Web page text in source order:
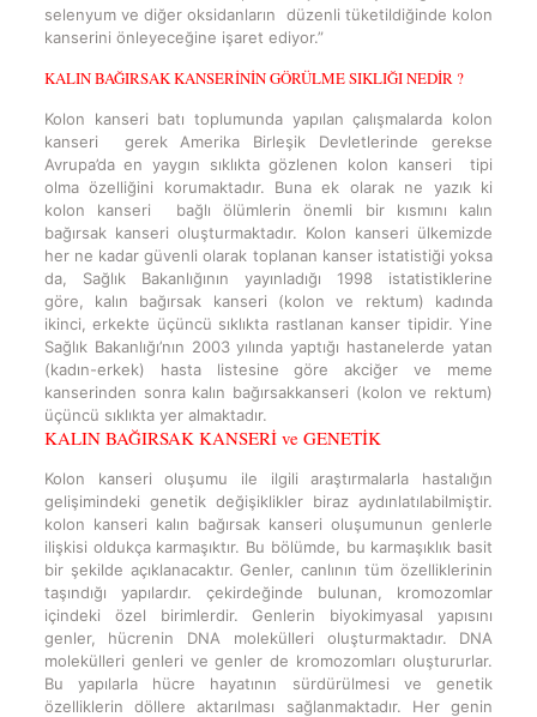
selenyum ve diğer oksidanların düzenli tüketildiğinde kolon
kanserini önleyeceğine işaret ediyor.”
KALIN BAĞIRSAK KANSERİNİN GÖRÜLME SIKLIĞI NEDİR ?
Kolon kanseri batı toplumunda yapılan çalışmalarda kolon
kanseri gerek Amerika Birleşik Devletlerinde gerekse
Avrupa’da en yaygın sıklıkta gözlenen kolon kanseri tipi
olma özelliğini korumaktadır. Buna ek olarak ne yazık ki
kolon kanseri bağlı ölümlerin önemli bir kısmını kalın
bağırsak kanseri oluşturmaktadır. Kolon kanseri ülkemizde
her ne kadar güvenli olarak toplanan kanser istatistiği yoksa
da, Sağlık Bakanlığının yayınladığı 1998 istatistiklerine
göre, kalın bağırsak kanseri (kolon ve rektum) kadında
ikinci, erkekte üçüncü sıklıkta rastlanan kanser tipidir. Yine
Sağlık Bakanlığı’nın 2003 yılında yaptığı hastanelerde yatan
(kadın-erkek) hasta listesine göre akciğer ve meme
kanserinden sonra kalın bağırsakkanseri (kolon ve rektum)
üçüncü sıklıkta yer almaktadır.
KALIN BAĞIRSAK KANSERİ ve GENETİK
Kolon kanseri oluşumu ile ilgili araştırmalarla hastalığın
gelişimindeki genetik değişiklikler biraz aydınlatılabilmiştir.
kolon kanseri kalın bağırsak kanseri oluşumunun genlerle
ilişkisi oldukça karmaşıktır. Bu bölümde, bu karmaşıklık basit
bir şekilde açıklanacaktır. Genler, canlının tüm özelliklerinin
taşındığı yapılardır. çekirdeğinde bulunan, kromozomlar
içindeki özel birimlerdir. Genlerin biyokimyasal yapısını
genler, hücrenin DNA molekülleri oluşturmaktadır. DNA
molekülleri genleri ve genler de kromozomları oluştururlar.
Bu yapılarla hücre hayatının sürdürülmesi ve genetik
özelliklerin döllere aktarılması sağlanmaktadır. Her genin